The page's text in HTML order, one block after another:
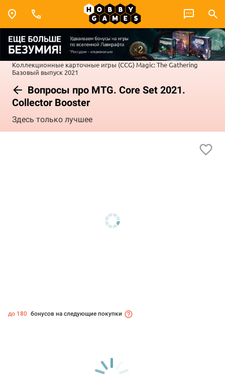
Коллекционные карточные игры (CCG) Magic: The Gathering
Базовый выпуск 2021
Вопросы про MTG. Core Set 2021.
Collector Booster
Здесь только лучшее
до 180 бонусов на следующие покупки